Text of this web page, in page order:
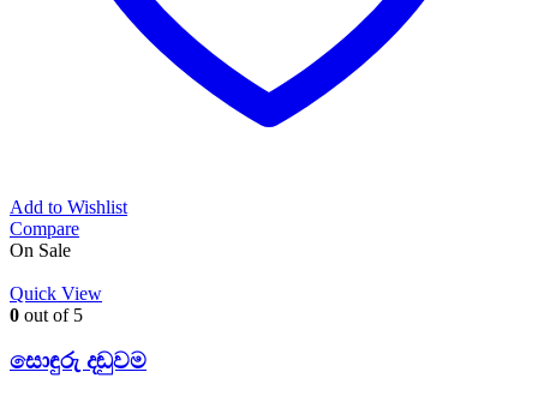
Add to Wishlist
Compare
On Sale
Quick View
0 out of 5
සොඳුරු දඬුවම